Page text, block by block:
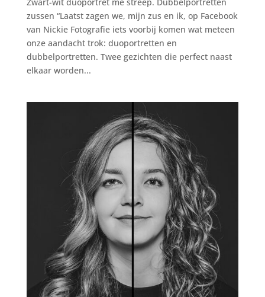
zussen “Laatst zagen we, mijn zus en ik, op Facebook
van Nickie Fotografie iets voorbij komen wat meteen
onze aandacht trok: duoportretten en
dubbelportretten. Twee gezichten die perfect naast
elkaar worden...